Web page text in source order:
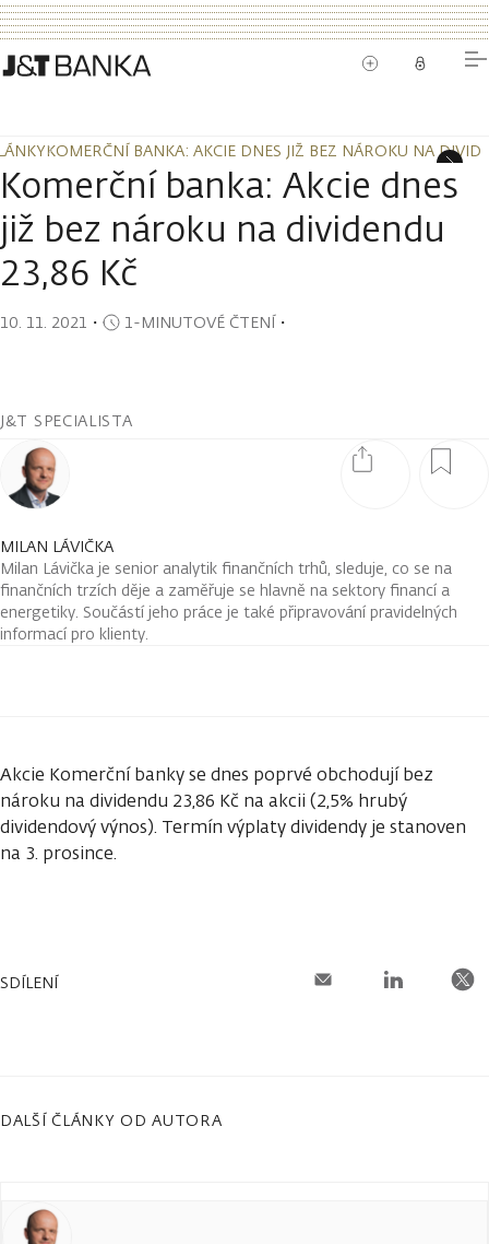
KOMERČNÍ BANKA: AKCIE DNES JIŽ BEZ NÁROKU NA
KOMERČNÍ BANKA: AKCIE DNES JIŽ BEZ NÁROKU NA
Komerční banka: Akcie dnes
již bez nároku na dividendu
23,86 Kč
10. 11. 2021 ・ 1-MINUTOVÉ ČTENÍ・
J&T SPECIALISTA
MILAN LÁVIČKA
Milan Lávička je senior analytik finančních trhů, sleduje, co se na
finančních trzích děje a zaměřuje se hlavně na sektory financí a
energetiky. Součástí jeho práce je také připravování pravidelných
informací pro klienty.
Akcie Komerční banky se dnes poprvé obchodují bez
nároku na dividendu 23,86 Kč na akcii (2,5% hrubý
dividendový výnos). Termín výplaty dividendy je stanoven
na 3. prosince.
SDÍLENÍ
DALŠÍ ČLÁNKY OD AUTORA